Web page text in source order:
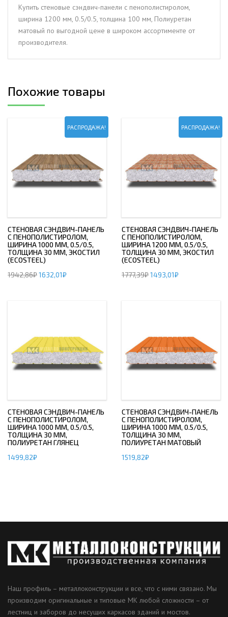
0.5/0.5,
толщина
100
Полиуретан
Купить стеновые сэндвич-панели с пенополистиролом,
ширина 1200 мм, 0.5/0.5, толщина 100 мм, Полиуретан
матовый по выгодной цене в широком ассортименте от
производителя.
Похожие товары
РАСПРОДАЖА!
СТЕНОВАЯ СЭНДВИЧ-ПАНЕЛЬ
С ПЕНОПОЛИСТИРОЛОМ,
ШИРИНА 1000 ММ, 0.5/0.5,
ТОЛЩИНА 30 ММ, ЭКОСТИЛ
(ECOSTEEL)
1942,86₽1632,01₽
РАСПРОДАЖА!
СТЕНОВАЯ СЭНДВИЧ-ПАНЕЛЬ
С ПЕНОПОЛИСТИРОЛОМ,
ШИРИНА 1200 ММ, 0.5/0.5,
ТОЛЩИНА 30 ММ, ЭКОСТИЛ
(ECOSTEEL)
1777,39₽1493,01₽
СТЕНОВАЯ СЭНДВИЧ-ПАНЕЛЬ
С ПЕНОПОЛИСТИРОЛОМ,
ШИРИНА 1000 ММ, 0.5/0.5,
ТОЛЩИНА 30 ММ,
ПОЛИУРЕТАН ГЛЯНЕЦ
1499,82₽
СТЕНОВАЯ СЭНДВИЧ-ПАНЕЛЬ
С ПЕНОПОЛИСТИРОЛОМ,
ШИРИНА 1000 ММ, 0.5/0.5,
ТОЛЩИНА 30 ММ,
ПОЛИУРЕТАН МАТОВЫЙ
1519,82₽
Наш профиль – металлоконструкции и все, что с ними связано. Мы
производим оригинальные и типовые МК любой сложности – от
лестниц и заборов до несущих каркасов зданий и мостов.